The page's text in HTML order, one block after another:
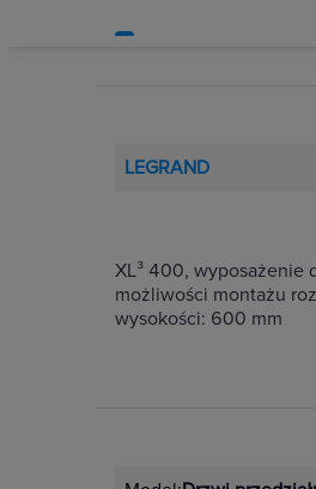
LEGRAND
XL³ 400, wyposażenie
możliwości montażu
wysokości: 600 mm